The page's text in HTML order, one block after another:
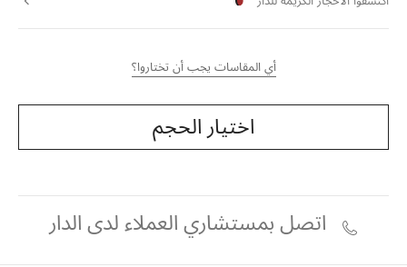
أي المقاسات يجب أن تختاروا؟
اختيار الحجم
اتصل بمستشاري العملاء لدى الدار